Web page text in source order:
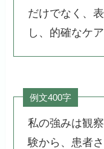
だけでなく、
し、的確なケ
例文400字
私の強みは観
験から、患者